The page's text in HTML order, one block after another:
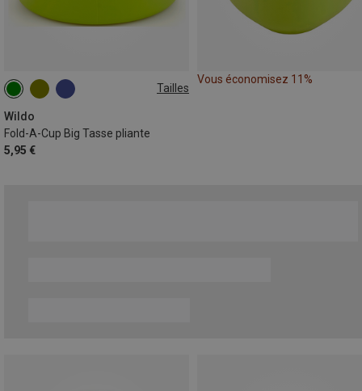
Tailles
Wildo
Fold-A-Cup Big Tasse pliante
5,95 €
ONE SIZE
Vous économisez 11%